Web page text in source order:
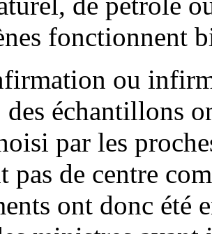
fonctionnent
ou
des échantillons
par les
pas de centre
ont donc été